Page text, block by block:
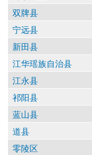
双牌县
宁远县
新田县
江华瑶族自治县
江永县
祁阳县
蓝山县
道县
零陵区